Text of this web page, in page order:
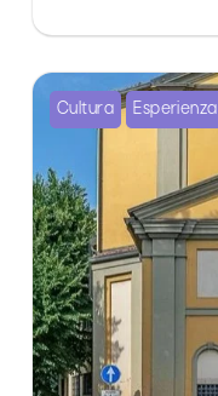
Cultura Esperienza